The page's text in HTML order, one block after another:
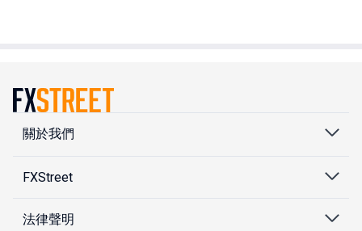
關於我們
FXStreet
法律聲明